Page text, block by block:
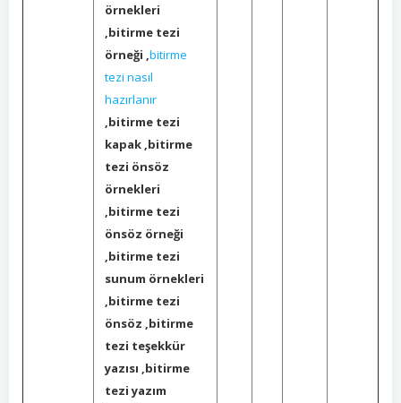
örnekleri
,bitirme tezi
örneği ,bitirme
tezi nasıl
hazırlanır
,bitirme tezi
kapak ,bitirme
tezi önsöz
örnekleri
,bitirme tezi
önsöz örneği
,bitirme tezi
sunum örnekleri
,bitirme tezi
önsöz ,bitirme
tezi teşekkür
yazısı ,bitirme
tezi yazım